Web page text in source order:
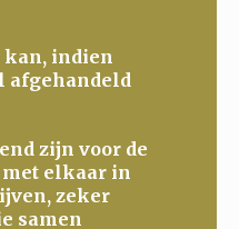
kan, indien
afgehandeld
zijn voor de
elkaar in
zeker
samen